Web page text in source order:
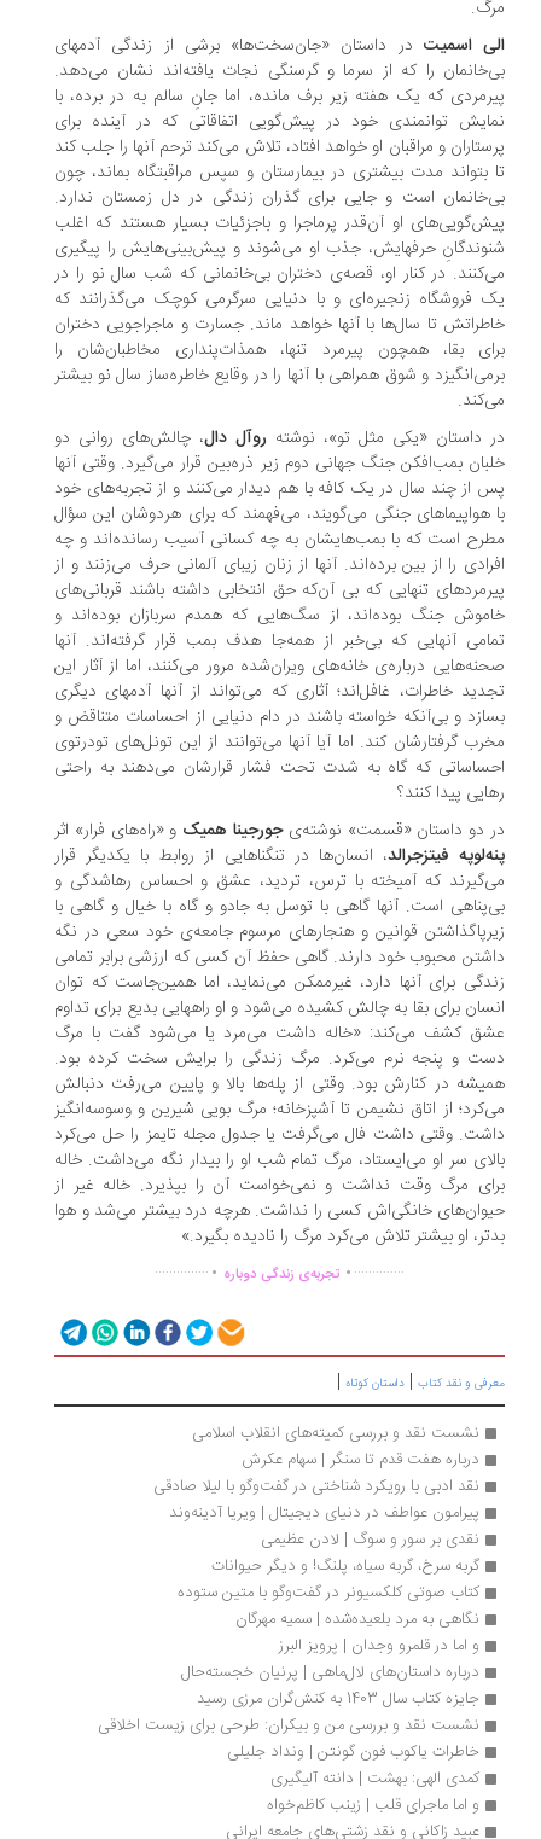
اسمیتدر داستان «جان‌سخت‌ها» برشی از زندگی آدمهای
را که از سرما و گرسنگی نجات یافته‌اند نشان می‌دهد.
که یک هفته زیر برف مانده، اما جانِ سالم به در برده، با
توانمندی خود در پیش‌گویی اتفاقاتی که در آینده برای
و مراقبان او خواهد افتاد، تلاش می‌کند ترحم آنها را جلب کند
بتواند مدت بیشتری در بیمارستان و سپس مراقبتگاه بماند، چون
است و جایی برای گذران زندگی در دل زمستان ندارد.
او آن‌قدر پرماجرا و باجزئیات بسیار هستند که اغلب
حرفهایش، جذب او می‌شوند و پیش‌بینی‌هایش را پیگیری
در کنار او، قصه‌ی دختران بی‌خانمانی که شب سال نو را در
فروشگاه زنجیره‌ای و با دنیایی سرگرمی کوچک می‌گذرانند که
تا سال‌ها با آنها خواهد ماند. جسارت و ماجراجویی دختران
بقا، همچون پیرمرد تنها، همذات‌پنداری مخاطبان‌شان را
و شوق همراهی با آنها را در وقایع خاطره‌ساز سال نو بیشتر
داستان «یکی مثل تو»، نوشته روآل دال، چالش‌های روانی دو
بمب‌افکن جنگ جهانی دوم زیر ذره‌بین قرار می‌گیرد. وقتی آنها
از چند سال در یک کافه با هم دیدار می‌کنند و از تجربه‌های خود
هواپیماهای جنگی می‌گویند، می‌فهمند که برای هردوشان این سؤال
است که با بمب‌هایشان به چه کسانی آسیب رسانده‌اند و چه
را از بین برده‌اند. آنها از زنان زیبای آلمانی حرف می‌زنند و از
تنهایی که بی آن‌که حق انتخابی داشته باشند قربانی‌های
جنگ بوده‌اند، از سگ‌هایی که همدم سربازان بوده‌اند و
آنهایی که بی‌خبر از همه‌جا هدف بمب قرار گرفته‌اند. آنها
درباره‌ی خانه‌های ویران‌شده مرور می‌کنند، اما از آثار این
خاطرات، غافل‌اند؛ آثاری که می‌تواند از آنها آدمهای دیگری
و بی‌آنکه خواسته باشند در دام دنیایی از احساسات متناقض و
گرفتارشان کند. اما آیا آنها می‌توانند از این تونل‌های تودرتوی
که گاه به شدت تحت فشار قرارشان می‌دهند به راحتی
پیدا کنند؟
دو داستان «قسمت» نوشته‌یجورجینا همیک و «راه‌های فرار» اثر
فیتزجرالد، انسان‌ها در تنگناهایی از روابط با یکدیگر قرار
که آمیخته با ترس، تردید، عشق و احساس رهاشدگی و
است. آنها گاهی با توسل به جادو و گاه با خیال و گاهی با
قوانین و هنجارهای مرسوم جامعه‌ی خود سعی در نگه
محبوب خود دارند. گاهی حفظ آن کسی که ارزشی برابر تمامی
برای آنها دارد، غیرممکن می‌نماید، اما همین‌جاست که توان
برای بقا به چالش کشیده می‌شود و او راههایی بدیع برای تداوم
کشف می‌کند: «خاله داشت می‌مرد یا می‌شود گفت با مرگ
و پنجه نرم می‌کرد. مرگ زندگی را برایش سخت کرده بود.
در کنارش بود. وقتی از پله‌ها بالا و پایین می‌رفت دنبالش
از اتاق نشیمن تا آشپزخانه؛ مرگ بویی شیرین و وسوسه‌انگیز
وقتی داشت فال می‌گرفت یا جدول مجله تایمز را حل می‌کرد
سر او می‌ایستاد، مرگ تمام شب او را بیدار نگه می‌داشت. خاله
مرگ وقت نداشت و نمی‌خواست آن را بپذیرد. خاله غیر از
خانگی‌اش کسی را نداشت. هرچه درد بیشتر می‌شد و هوا
او بیشتر تلاش می‌کرد مرگ را نادیده بگیرد.»
................تجربه‌ی زندگی دوباره ...............
و نقد کتاب|داستان کوتاه|
نشست نقد و بررسی کمیته‌های انقلاب اسلامی
درباره هفت قدم تا سنگر | سهام عکرش
نقد ادبی با رویکرد شناختی در گفت‌وگو با لیلا صادقی
پیرامون عواطف در دنیای دیجیتال | ویریا آدینه‌وند
نقدی بر سور و سوگ | لادن عظیمی
گربه سرخ، گربه سیاه، پلنگ! و دیگر حیوانات
کتاب صوتی کلکسیونر در گفت‌وگو با متین ستوده
نگاهی به مرد بلعیده‌شده | سمیه مهرگان
و اما در قلمرو وجدان | پرویز البرز
درباره داستان‌های لال‌ماهی | پرنیان خجسته‌حال
جایزه کتاب سال 1403 به کنش‌گران مرزی رسید
نشست نقد و بررسی من و بیکران: طرحی برای زیست اخلاقی
خاطرات ياکوب فون گونتن | ونداد جلیلی
کمدی الهی: بهشت | دانته آلیگیری
و اما ماجرای قلب | زینب کاظم‌خواه
عبید زاکانی و نقد زشتی‌های جامعه ایرانی